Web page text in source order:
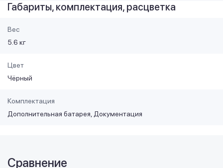
Габариты, комплектация, расцветка
Вес
5.6 кг
Цвет
Чёрный
Комплектация
Дополнительная батарея, Документация
Сравнение